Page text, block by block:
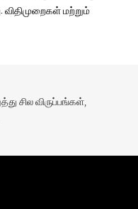
விதிமுறைகள் மற்றும்
சில விருப்பங்கள்,